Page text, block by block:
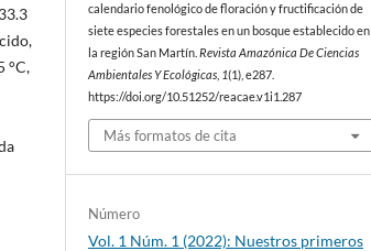
°C,
calendario fenológico de floración y fructificación de
siete especies forestales en un bosque establecido en
la región San Martín.Revista Amazónica De Ciencias
Ambientales Y Ecológicas 1(1), e287.
https://doi.org/10.51252/reacae.v1i1.287
Más formatos de cita
Número
Vol. 1 Núm. 1 (2022): Nuestros primeros